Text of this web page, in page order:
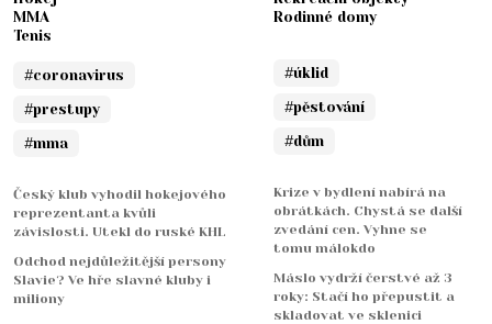
MMA
Tenis
#coronavirus
#prestupy
#mma
Český klub vyhodil hokejového
reprezentanta kvůli
závislosti. Utekl do ruské KHL
Odchod nejdůležitější persony
Slavie? Ve hře slavné kluby i
miliony
Rodinné domy
#úklid
#pěstování
#dům
Krize v bydlení nabírá na
obrátkách. Chystá se další
zvedání cen. Vyhne se
tomu málokdo
Máslo vydrží čerstvé až 3
roky: Stačí ho přepustit a
skladovat ve sklenici